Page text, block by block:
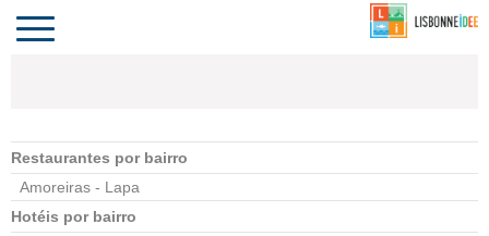
PORTUGAL
Toggle
navigation
Restaurantes por bairro
Amoreiras - Lapa
Hotéis por bairro